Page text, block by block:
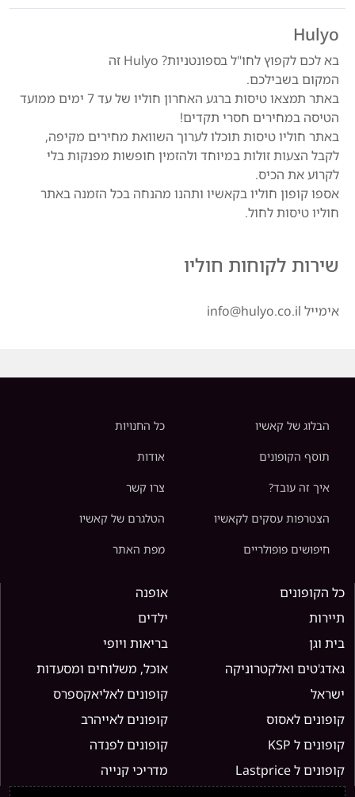
Hulyo
בא לכם לקפוץ לחו"ל בספונטניות? Hulyo זה
המקום בשבילכם.
באתר תמצאו טיסות ברגע האחרון חוליו של עד 7 ימים ממועד
הטיסה במחירים חסרי תקדים!
באתר חוליו טיסות תוכלו לערוך השוואת מחירים מקיפה,
לקבל הצעות זולות במיוחד ולהזמין חופשות מפנקות בלי
לקרוע את הכיס.
אספו קופון חוליו בקאשיו ותהנו מהנחה בכל הזמנה באתר
חוליו טיסות לחול.
שירות לקוחות חוליו
אימייל info@hulyo.co.il
הבלוג של קאשיו כל החנויות
תוסף הקופונים אודות
איך זה עובד? צרו קשר
הצטרפות עסקים לקאשיו הטלגרם של קאשיו
חיפושים פופולריים מפת האתר
כל הקופונים
אופנה
תיירות
ילדים
בית וגן
בריאות ויופי
גאדג'טים ואלקטרוניקה
אוכל, משלוחים ומסעדות
ישראל
קופונים לאליאקספרס
קופונים לאסוס
קופונים לאייהרב
קופונים ל KSP
קופונים לפנדה
קופונים ל Lastprice
מדריכי קנייה